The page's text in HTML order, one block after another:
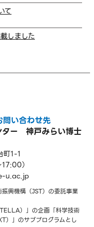
て
しました
い合わせ先
ター 神戸みらい博士
町1-1
）
u.ac.jp
興機構（JST）の委託事業
）」の企画「科学技術
）」のサブプログラムとし